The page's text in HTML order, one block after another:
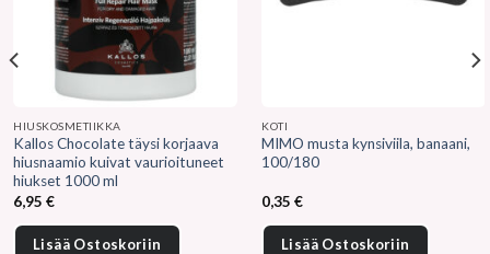
HIUSKOSMETIIKKA
Kallos Chocolate täysi korjaava
hiusnaamio kuivat vaurioituneet
hiukset 1000 ml
6,95€
Lisää Ostoskoriin
KOTI
MIMO musta kynsiviila, banaani,
100/180
0,35€
Lisää Ostoskoriin